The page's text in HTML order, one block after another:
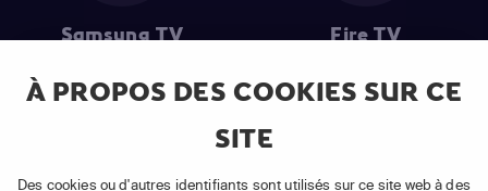
À PROPOS DES COOKIES SUR CE
SITE
Des cookies ou d'autres identifiants sont utilisés sur ce site web à des
Samsung TV Fire TV
souscription à un abonnement APP TV Basic.